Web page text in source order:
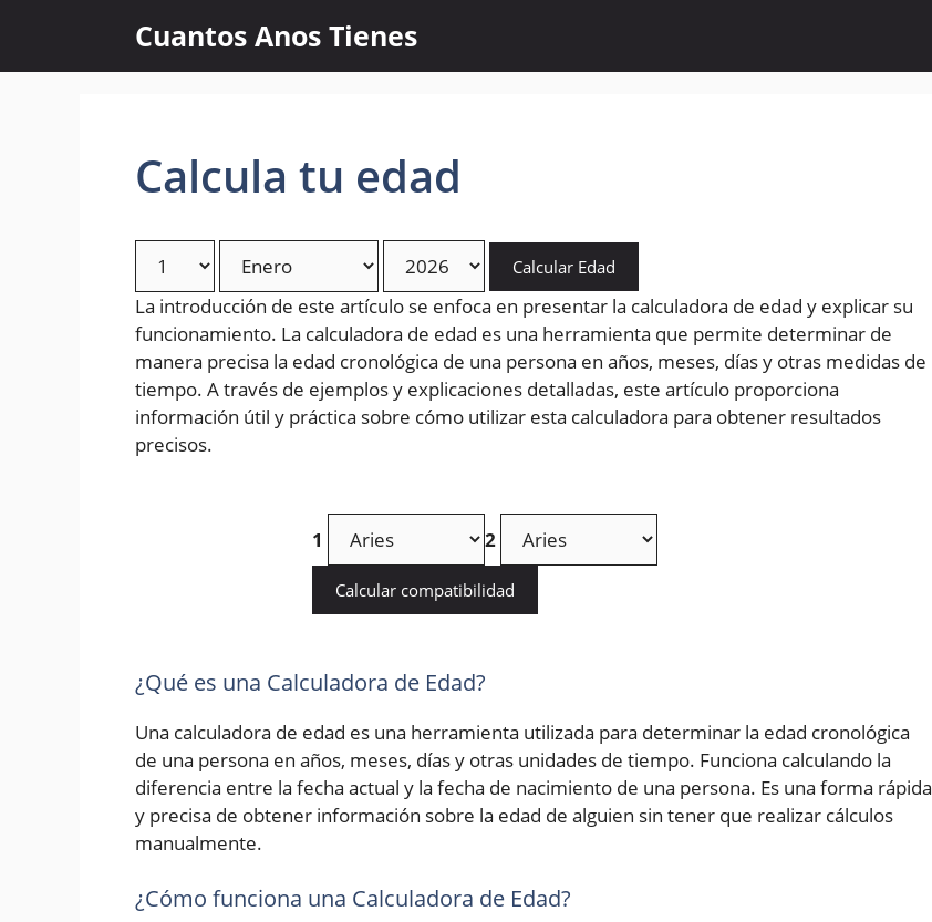
content
Cuantos Anos Tienes
Calcula tu edad
Calcular Edad
La introducción de este artículo se enfoca en presentar la calculadora de edad y explicar su
funcionamiento. La calculadora de edad es una herramienta que permite determinar de
manera precisa la edad cronológica de una persona en años, meses, días y otras medidas de
tiempo. A través de ejemplos y explicaciones detalladas, este artículo proporciona
información útil y práctica sobre cómo utilizar esta calculadora para obtener resultados
precisos.
1 2
Calcular compatibilidad
¿Qué es una Calculadora de Edad?
Una calculadora de edad es una herramienta utilizada para determinar la edad cronológica
de una persona en años, meses, días y otras unidades de tiempo. Funciona calculando la
diferencia entre la fecha actual y la fecha de nacimiento de una persona. Es una forma rápida
y precisa de obtener información sobre la edad de alguien sin tener que realizar cálculos
manualmente.
¿Cómo funciona una Calculadora de Edad?